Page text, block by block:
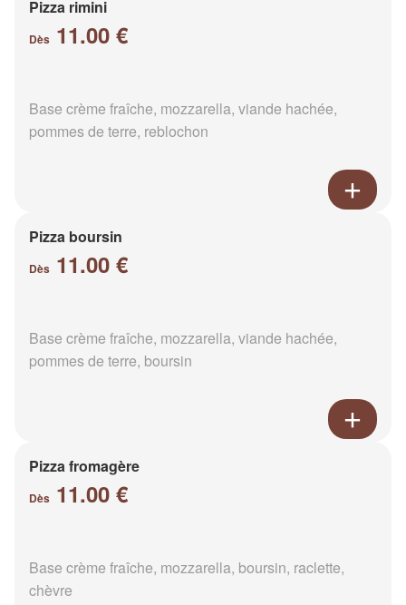
Pizza rimini
Dès 11.00 €
Base crème fraîche, mozzarella, viande hachée,
pommes de terre, reblochon
Pizza boursin
Dès 11.00 €
Base crème fraîche, mozzarella, viande hachée,
pommes de terre, boursin
Pizza fromagère
Dès 11.00 €
Base crème fraîche, mozzarella, boursin, raclette,
chèvre